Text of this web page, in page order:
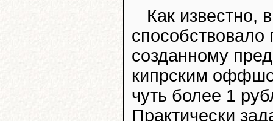
Как известно,
способствовало
созданному
кипрским
чуть более 1
Практически